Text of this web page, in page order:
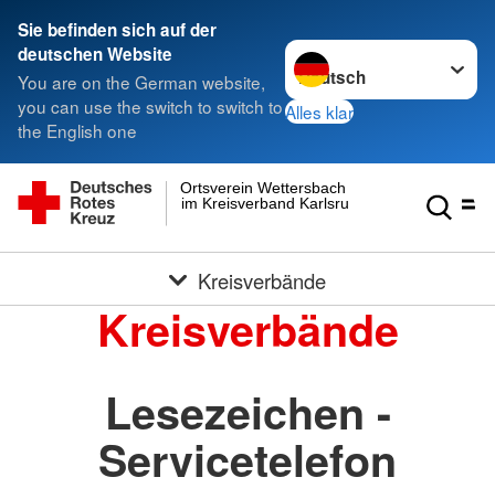
Sie befinden sich auf der
deutschen Website
You are on the German website,
you can use the switch to switch to
the English one
Sprache wechseln zu
Alles klar
im Kreisverband Karlsruhe e.V.
Ortsverein Wettersbach
Kreisverbände
Kreisverbände
Lesezeichen -
Servicetelefon